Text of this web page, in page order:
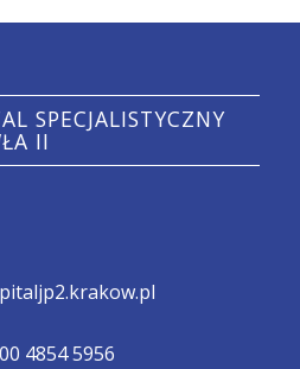
SPECJALISTYCZNY
II
4854 5956